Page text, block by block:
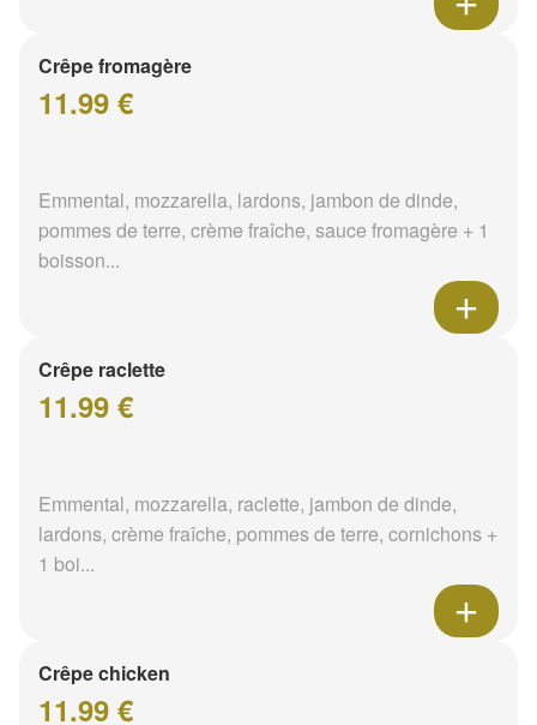
Crêpe fromagère
11.99 €
Emmental, mozzarella, lardons, jambon de dinde,
pommes de terre, crème fraîche, sauce fromagère + 1
boisson...
Crêpe raclette
11.99 €
Emmental, mozzarella, raclette, jambon de dinde,
lardons, crème fraîche, pommes de terre, cornichons +
1 boi...
Crêpe chicken
11.99 €